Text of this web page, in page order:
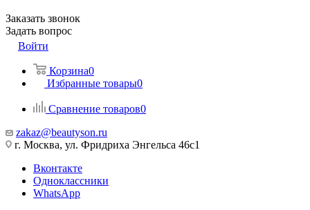
Заказать звонок
Задать вопрос
Войти
Корзина0
Избранные товары0
Сравнение товаров0
zakaz@beautyson.ru
г. Москва, ул. Фридриха Энгельса 46с1
Вконтакте
Одноклассники
WhatsApp